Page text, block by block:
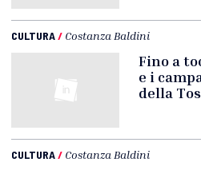
CULTURA/ Costanza Baldini
Fino a
e i
della
CULTURA/ Costanza Baldini